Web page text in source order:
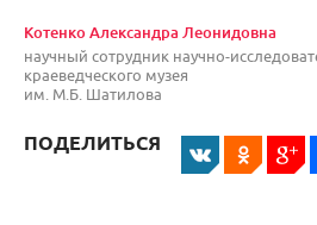
Котенко Александра Леонидовна
научный сотрудник научно-
краеведческого музея
им. М.Б. Шатилова
ПОДЕЛИТЬСЯ